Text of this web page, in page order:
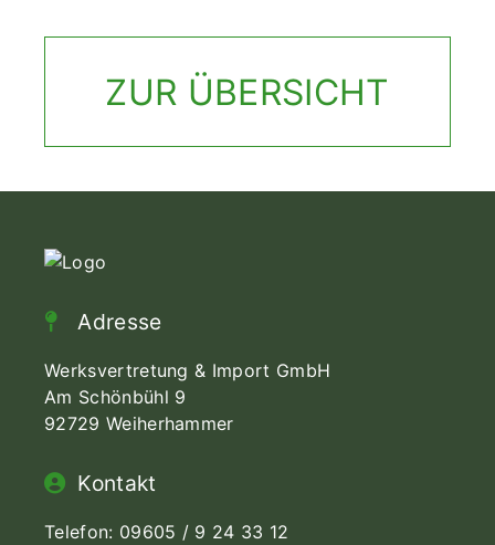
ZUR ÜBERSICHT
Adresse
Werksvertretung & Import GmbH
Am Schönbühl 9
92729 Weiherhammer
Kontakt
Telefon: 09605 / 9 24 33 12